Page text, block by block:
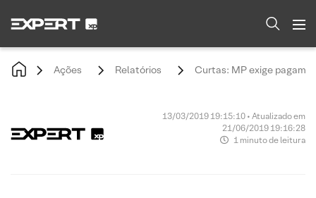
Ações Relatórios Curtas: MP exige
13/03/2019 19:15:10 • Atualizado em
21/06/2019 19:16:28
1 minuto de leitura